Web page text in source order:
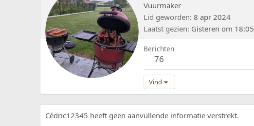
Vuurmaker
Lid geworden 8 apr 2024
Laatst gezien Gisteren om 18:05
Berichten
76
Vind
Cédric12345 heeft geen aanvullende informatie verstrekt.